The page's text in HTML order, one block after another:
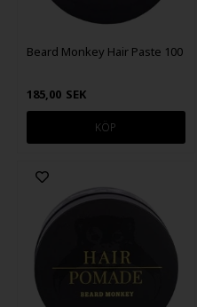
Beard Monkey Hair Paste 100
185,00 SEK